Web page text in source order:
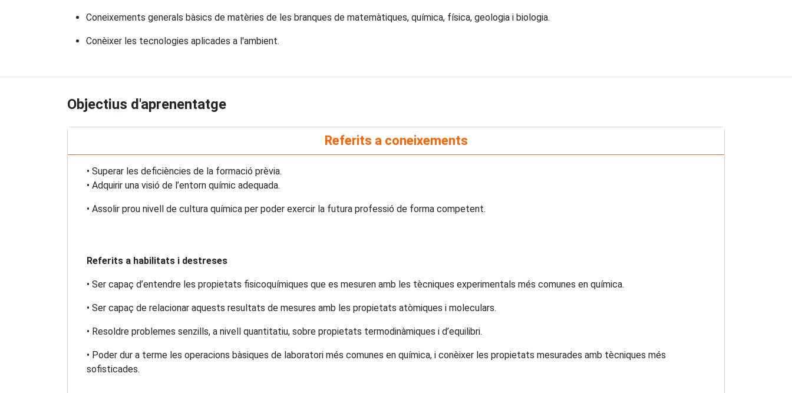
Coneixements generals bàsics de matèries de les branques de matemàtiques, química, física, geologia i biologia.
Conèixer les tecnologies aplicades a l'ambient.
Objectius d'aprenentatge
Referits a coneixements
• Superar les deficiències de la formació prèvia.
• Adquirir una visió de l’entorn químic adequada.
• Assolir prou nivell de cultura química per poder exercir la futura professió de forma competent.
Referits a habilitats i destreses
• Ser capaç d’entendre les propietats fisicoquímiques que es mesuren amb les tècniques experimentals més comunes en química.
• Ser capaç de relacionar aquests resultats de mesures amb les propietats atòmiques i moleculars.
• Resoldre problemes senzills, a nivell quantitatiu, sobre propietats termodinàmiques i d’equilibri.
• Poder dur a terme les operacions bàsiques de laboratori més comunes en química, i conèixer les propietats mesurades amb tècniques més
sofisticades.